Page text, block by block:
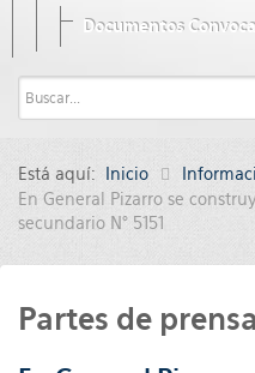
Documentos
Está aquí: Inicio
En General Pizarro se
secundario N° 5151
Partes de prensa